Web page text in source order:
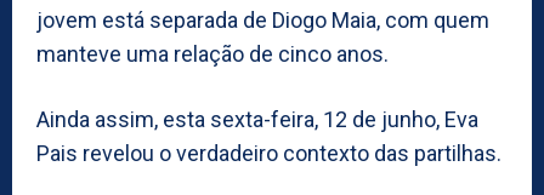
jovem está separada de Diogo Maia, com quem
manteve uma relação de cinco anos.
Ainda assim, esta sexta-feira, 12 de junho, Eva
Pais revelou o verdadeiro contexto das partilhas.